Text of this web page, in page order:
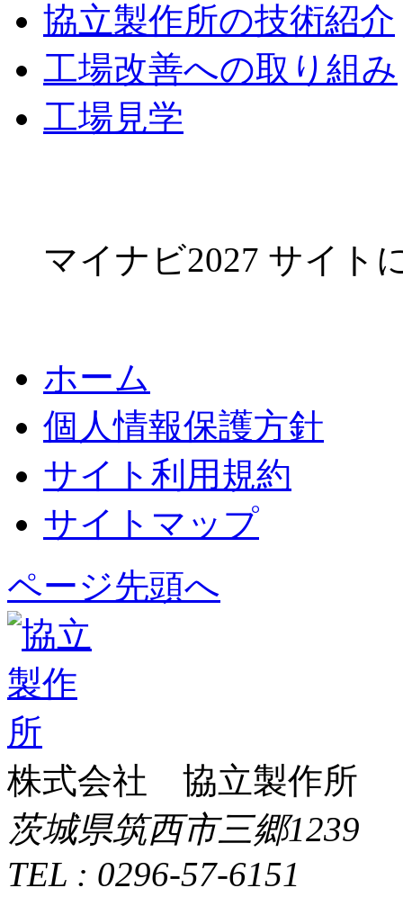
協立製作所の技術紹介
工場改善への取り組み
工場見学
マイナビ2027 サイト
ホーム
個人情報保護方針
サイト利用規約
サイトマップ
ページ先頭へ
株式会社 協立製作所
茨城県筑西市三郷1239
TEL : 0296-57-6151